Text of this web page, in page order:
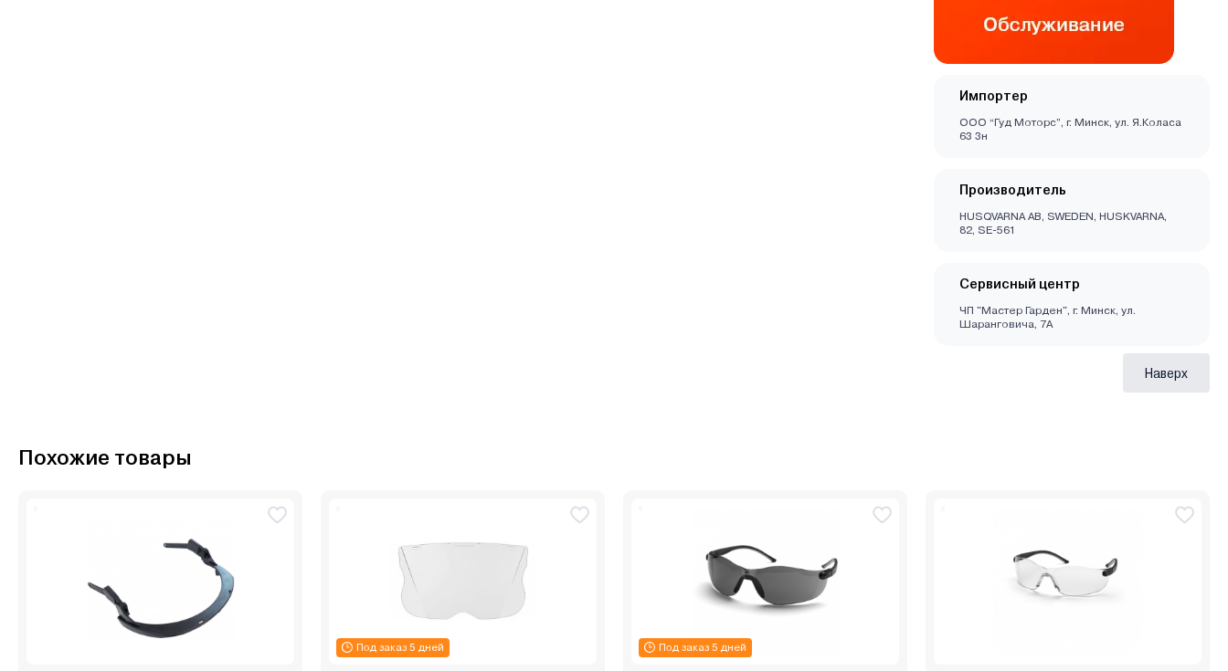
Импортер
ООО “Гуд Моторс”, г. Минск, ул. Я.Коласа
63 3н
Производитель
HUSQVARNA AB, SWEDEN, HUSKVARNA,
82, SE-561
Сервисный центр
ЧП "Мастер Гарден", г. Минск, ул.
Шаранговича, 7А
Наверх
Похожие товары
Под заказ 5 дней Под заказ 5 дней